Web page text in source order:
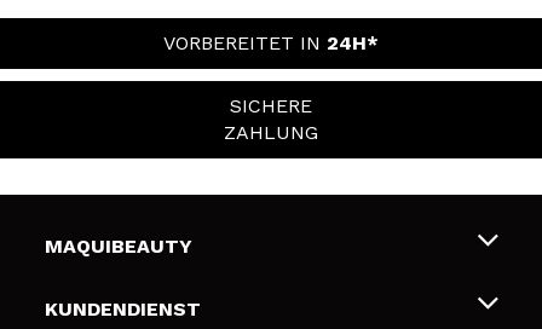
VORBEREITET IN 24H*
SICHERE
ZAHLUNG
MAQUIBEAUTY
Über uns
KUNDENDIENST